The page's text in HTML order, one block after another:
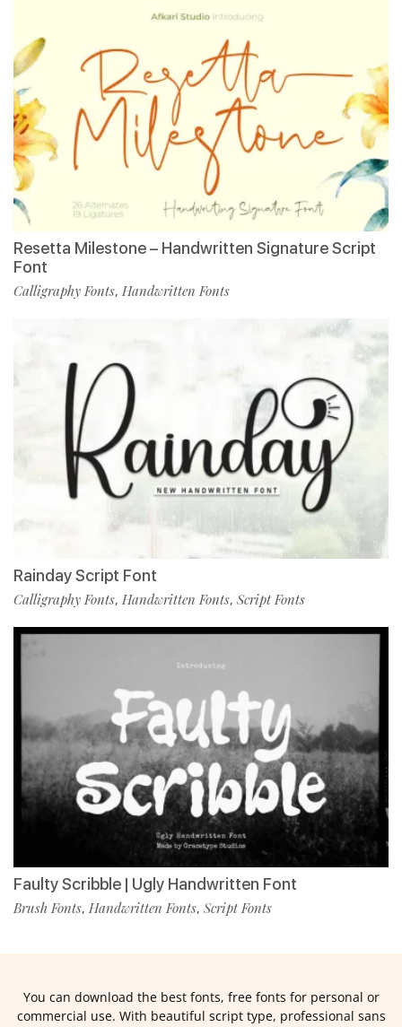
Resetta Milestone – Handwritten Signature Script
Font
Calligraphy Fonts, Handwritten Fonts
Rainday Script Font
Calligraphy Fonts, Handwritten Fonts, Script Fonts
Faulty Scribble | Ugly Handwritten Font
Brush Fonts, Handwritten Fonts, Script Fonts
You can download the best fonts, free fonts for personal or
commercial use. With beautiful script type, professional sans